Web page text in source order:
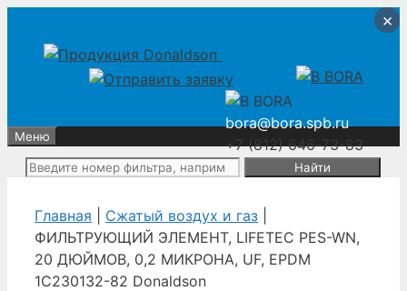
содержимому
содержимому
bora@bora.spb.ru
+7 (812) 646-73-83
Меню
Поиск:
Главная Сжатый воздух и газ
ФИЛЬТРУЮЩИЙ ЭЛЕМЕНТ, LIFETEC PES-WN,
20 ДЮЙМОВ, 0,2 МИКРОНА, UF, EPDM
1C230132-82 Donaldson
×
×
×
×